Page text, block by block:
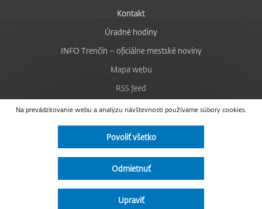
Na prevádzkovanie webu a analýzu návštevnosti používame súbory cookies.
Povoliť všetko
Odmietnuť
Upraviť
Kontakt
Úradné hodiny
INFO Trenčín – oficiálne mestské noviny
Mapa webu
RSS feed
Nastavenie cookies
Facebook
Instagram
Vyhlásenie o prístupnosti